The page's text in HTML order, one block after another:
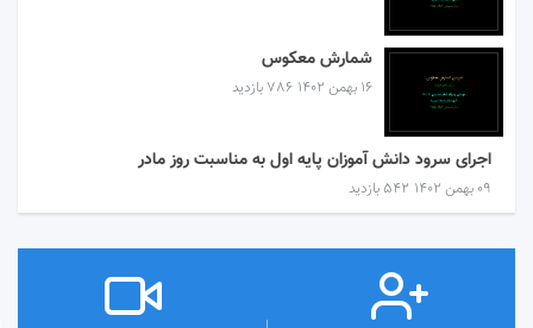
شمارش معکوس
۱۶ بهمن ۱۴۰۲ 786 بازدید
اجرای سرود دانش آموزان پایه اول به مناسبت روز مادر
۰۹ بهمن ۱۴۰۲ 542 بازدید